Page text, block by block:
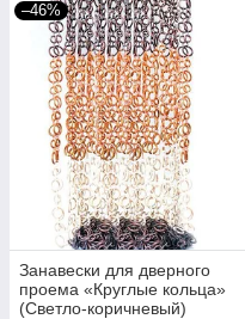
–46%
Занавески для дверного
проема «Круглые кольца»
(Светло-коричневый)